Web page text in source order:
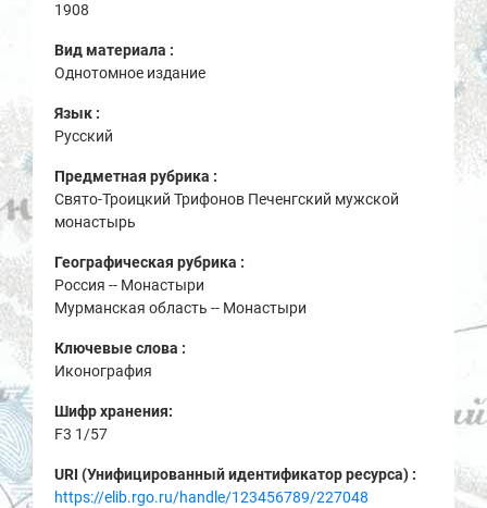
1908
Вид материала :
Однотомное издание
Язык :
Русский
Предметная рубрика :
Свято-Троицкий Трифонов Печенгский мужской
монастырь
Географическая рубрика :
Россия -- Монастыри
Мурманская область -- Монастыри
Ключевые слова :
Иконография
Шифр хранения:
F3 1/57
URI (Унифицированный идентификатор ресурса) :
https://elib.rgo.ru/handle/123456789/227048